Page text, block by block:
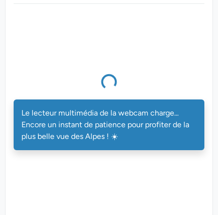
de la webcam charge...
Le lecteur multimédia de la webcam charge...
Encore un instant de patience pour profiter de la
plus belle vue des Alpes ! ☀️